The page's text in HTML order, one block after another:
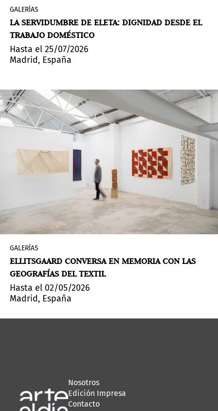
GALERÍAS
LA SERVIDUMBRE DE ELETA: DIGNIDAD DESDE EL
TRABAJO DOMÉSTICO
Hasta el 25/07/2026
Madrid, España
GALERÍAS
ELLITSGAARD CONVERSA EN MEMORIA CON LAS
GEOGRAFÍAS DEL TEXTIL
Hasta el 02/05/2026
Madrid, España
Nosotros
Edición Impresa
Contacto